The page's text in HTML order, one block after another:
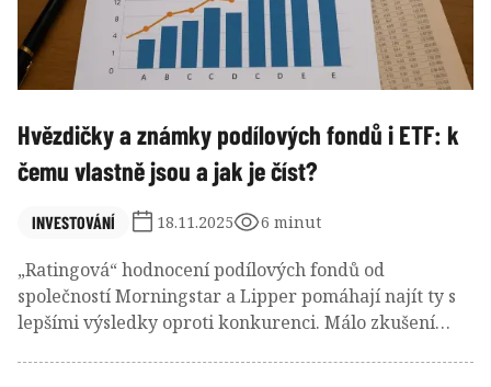
investorům, jimž zbývá alespoň 10 let do očekávaného
začátku čerpání penzijní rezervy. Za téměř 5letou
historii předvedlo toto ETF skvělé výsledky, když silně
Hvězdičky a známky podílových fondů i ETF: k
čemu vlastně jsou a jak je číst?
INVESTOVÁNÍ 18.11.2025 6 minut
„Ratingová“ hodnocení podílových fondů od
společností Morningstar a Lipper pomáhají najít ty s
lepšími výsledky oproti konkurenci. Málo zkušení